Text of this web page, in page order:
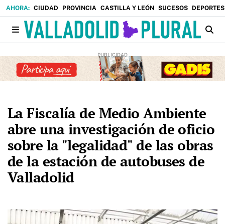
CIUDAD PROVINCIA CASTILLA Y LEÓN SUCESOS DEPORTES
La Fiscalía de Medio Ambiente
abre una investigación de oficio
sobre la "legalidad" de las obras
de la estación de autobuses de
Valladolid